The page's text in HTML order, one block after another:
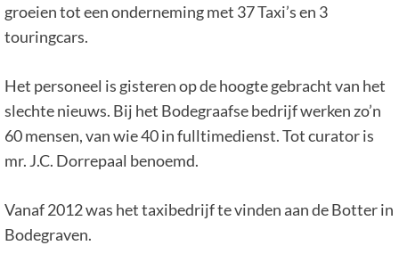
groeien tot een onderneming met 37 Taxi’s en 3
touringcars.
Het personeel is gisteren op de hoogte gebracht van het
slechte nieuws. Bij het Bodegraafse bedrijf werken zo’n
60 mensen, van wie 40 in fulltimedienst. Tot curator is
mr. J.C. Dorrepaal benoemd.
Vanaf 2012 was het taxibedrijf te vinden aan de Botter in
Bodegraven.